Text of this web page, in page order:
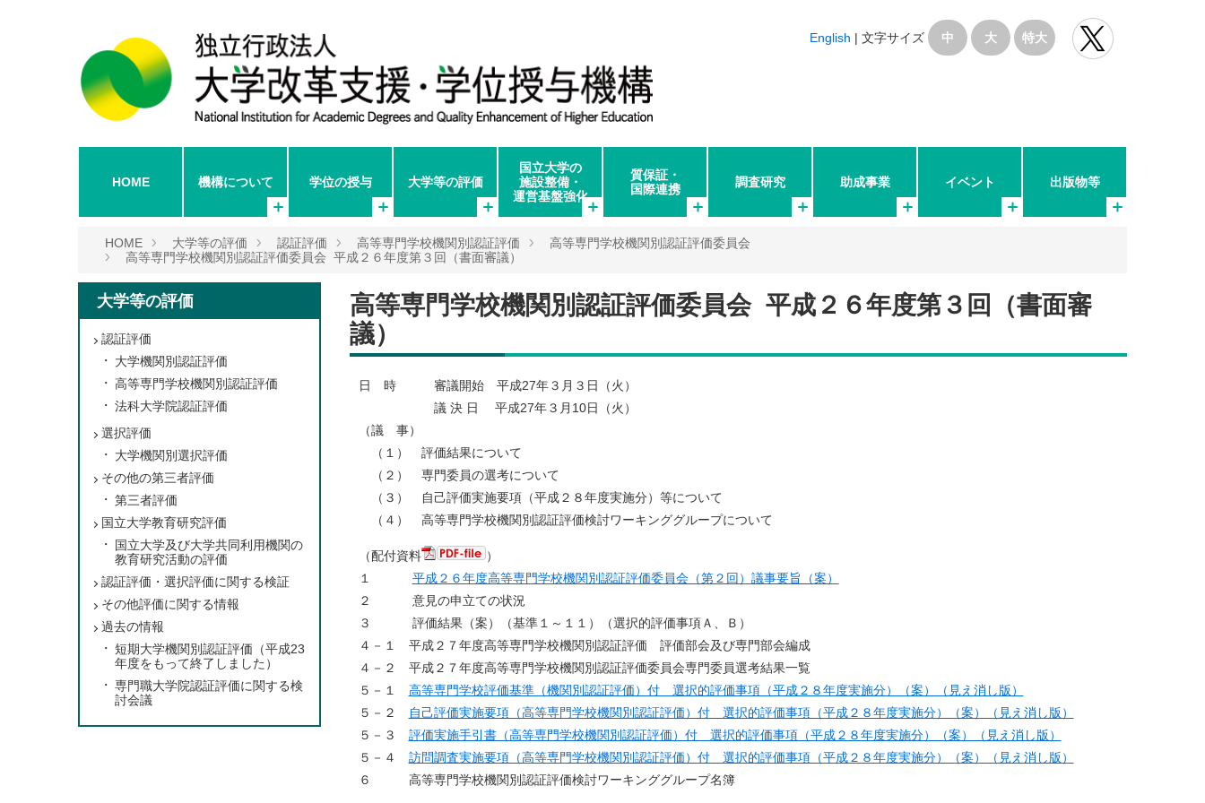
English | 文字サイズ 中 大 特大
HOME 機構について 学位の授与 大学等の評価
国立大学の
施設整備・
運営基盤強化
質保証・
国際連携
調査研究 助成事業 イベント 出版物等
HOME 大学等の評価 認証評価 高等専門学校機関別認証評価
高等専門学校機関別認証評価委員会
高等専門学校機関別認証評価委員会 平成２６年度第３回（書面審議）
高等専門学校機関別認証評価委員会 平成２６年度第３回（書面審
議）
日 時 審議開始 平成27年３月３日（火）
議 決 日 平成27年３月10日（火）
（議 事）
（１） 評価結果について
（２） 専門委員の選考について
（３） 自己評価実施要項（平成２８年度実施分）等について
（４） 高等専門学校機関別認証評価検討ワーキンググループについて
（配付資料
）
１ 平成２６年度高等専門学校機関別認証評価委員会（第２回）議事要旨（案）
２ 意見の申立ての状況
３ 評価結果（案）（基準１～１１）（選択的評価事項Ａ、Ｂ）
４－１ 平成２７年度高等専門学校機関別認証評価 評価部会及び専門部会編成
４－２ 平成２７年度高等専門学校機関別認証評価委員会専門委員選考結果一覧
５－１ 高等専門学校評価基準（機関別認証評価）付 選択的評価事項（平成２８年度実施分）（案）（見え消し版）
５－２
自己評価実施要項（高等専門学校機関別認証評価）付 選択的評価事項（平成２８年度実施分）（案）（見え消し版）
５－３ 評価実施手引書（高等専門学校機関別認証評価）付 選択的評価事項（平成２８年度実施分）（案）（見え消し版）
５－４ 訪問調査実施要項（高等専門学校機関別認証評価）付 選択的評価事項（平成２８年度実施分）（案）（見え消し版）
６ 高等専門学校機関別認証評価検討ワーキンググループ名簿
大学等の評価
認証評価
大学機関別認証評価
高等専門学校機関別認証評価
法科大学院認証評価
選択評価
大学機関別選択評価
その他の第三者評価
第三者評価
国立大学教育研究評価
国立大学及び大学共同利用機関の
教育研究活動の評価
認証評価・選択評価に関する検証
その他評価に関する情報
過去の情報
短期大学機関別認証評価（平成23
年度をもって終了しました）
専門職大学院認証評価に関する検
討会議